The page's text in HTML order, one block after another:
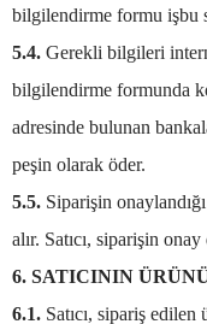
bilgilendirme formu işbu
5.4. Gerekli bilgileri
bilgilendirme formunda
adresinde bulunan
peşin olarak öder.
5.5. Siparişin
alır. Satıcı, siparişin
6. SATICININ
6.1. Satıcı, sipariş